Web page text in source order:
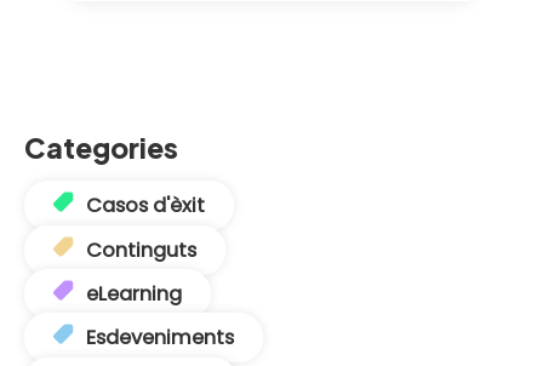
Categories
Casos d'èxit
Continguts
eLearning
Esdeveniments